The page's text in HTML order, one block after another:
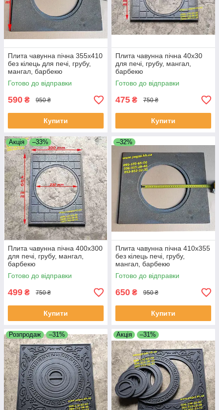
Плита чавунна пічна 355х410
без кілець для печі, грубу,
мангал, барбекю
Готово до відправки
590 ₴ 950 ₴
Купити
Плита чавунна пічна 40х30
для печі, грубу, мангал,
барбекю
Готово до відправки
475 ₴ 750 ₴
Купити
Акція –33%
Плита чавунна пічна 400х300
для печі, грубу, мангал,
барбекю
Готово до відправки
499 ₴ 750 ₴
Купити
–32%
Плита чавунна пічна 410х355
без кілець печі, грубу,
мангал, барбекю
Готово до відправки
650 ₴ 950 ₴
Купити
Розпродаж –31% Акція –31%